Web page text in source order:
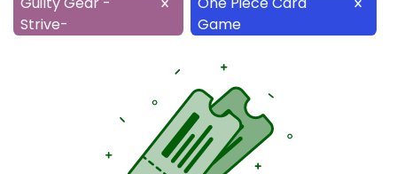
Strive-
Game